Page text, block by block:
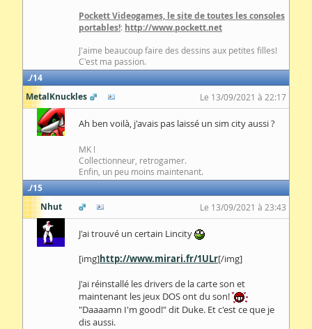
Pockett Videogames, le site de toutes les consoles
portables!: http://www.pockett.net
J'aime beaucoup faire des dessins aux petites filles!
C'est ma passion.
14
MetalKnuckles
Le 13/09/2021 à 22:17
Ah ben voilà, j'avais pas laissé un sim city aussi ?
MK !
Collectionneur, retrogamer.
Enfin, un peu moins maintenant.
15
Nhut
Le 13/09/2021 à 23:43
J'ai trouvé un certain Lincity
[img]http://www.mirari.fr/1ULr[/img]
J'ai réinstallé les drivers de la carte son et
maintenant les jeux DOS ont du son!
"Daaaamn I'm good!" dit Duke. Et c'est ce que je
dis aussi.